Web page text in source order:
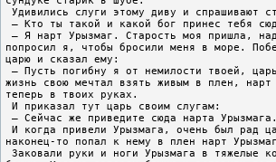
Удивились слуги этому диву и спрашивают
– Кто ты такой и какой бог принес тебя
– Я нарт Урызмаг. Старость моя пришла,
попросил я, чтобы бросили меня в море.
царю и сказал ему:
– Пусть погибну я от немилости твоей,
жизнь свою мечтал взять живым в плен, нарт
теперь в твоих руках.
И приказал тут царь своим слугам:
– Сейчас же приведите сюда нарта Урызмага.
И когда привели Урызмага, очень был рад
наконец-то попал к нему в плен нарт
Заковали руки и ноги Урызмага в тяжелые